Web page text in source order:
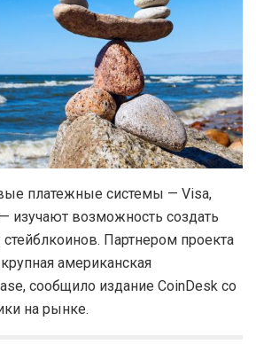
платежные системы — Visa,
изучают возможность создать
Партнером проекта
американская
сообщило издание CoinDesk со
на рынке.